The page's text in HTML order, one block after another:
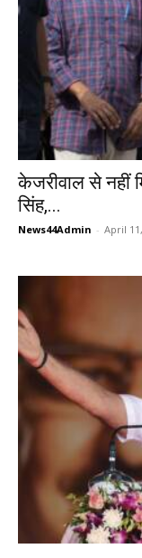
केजरीवाल से नहीं
सिंह,...
News44Admin - April